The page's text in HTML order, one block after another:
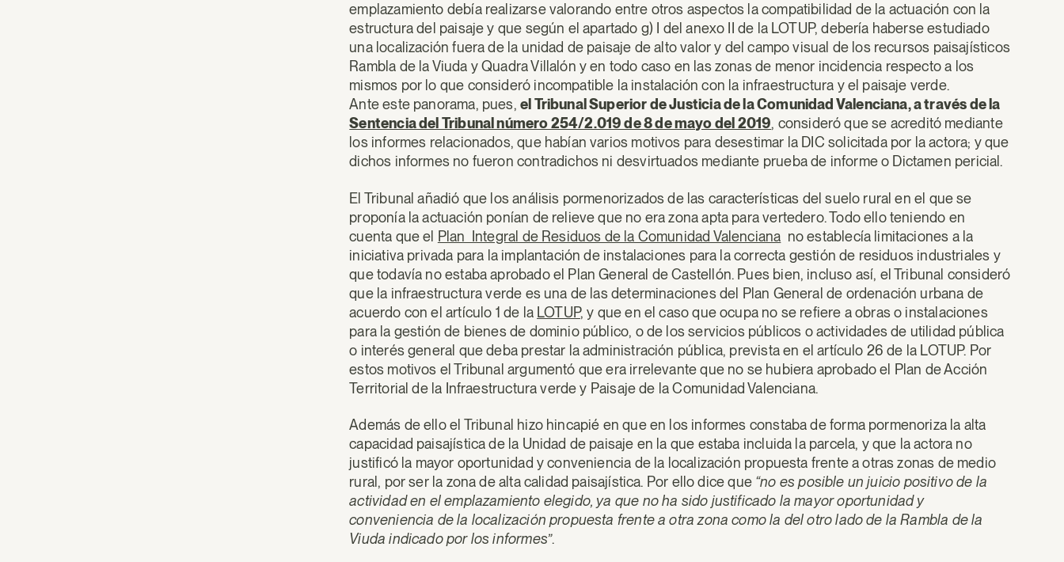
emplazamiento debía realizarse valorando entre otros aspectos la compatibilidad de la actuación con la
estructura del paisaje y que según el apartado g) I del anexo II de la LOTUP, debería haberse estudiado
una localización fuera de la unidad de paisaje de alto valor y del campo visual de los recursos paisajísticos
Rambla de la Viuda y Quadra Villalón y en todo caso en las zonas de menor incidencia respecto a los
mismos por lo que consideró incompatible la instalación con la infraestructura y el paisaje verde.
Ante este panorama, pues, el Tribunal Superior de Justicia de la Comunidad Valenciana, a través de la
Sentencia del Tribunal número 254/2.019 de 8 de mayo del 2019, consideró que se acreditó mediante
los informes relacionados, que habían varios motivos para desestimar la DIC solicitada por la actora; y que
dichos informes no fueron contradichos ni desvirtuados mediante prueba de informe o Dictamen pericial.
El Tribunal añadió que los análisis pormenorizados de las características del suelo rural en el que se
proponía la actuación ponían de relieve que no era zona apta para vertedero. Todo ello teniendo en
cuenta que el Plan Integral de Residuos de la Comunidad Valenciana no establecía limitaciones a la
iniciativa privada para la implantación de instalaciones para la correcta gestión de residuos industriales y
que todavía no estaba aprobado el Plan General de Castellón. Pues bien, incluso así, el Tribunal consideró
que la infraestructura verde es una de las determinaciones del Plan General de ordenación urbana de
acuerdo con el artículo 1 de la LOTUP, y que en el caso que ocupa no se refiere a obras o instalaciones
para la gestión de bienes de dominio público, o de los servicios públicos o actividades de utilidad pública
o interés general que deba prestar la administración pública, prevista en el artículo 26 de la LOTUP. Por
estos motivos el Tribunal argumentó que era irrelevante que no se hubiera aprobado el Plan de Acción
Territorial de la Infraestructura verde y Paisaje de la Comunidad Valenciana.
Además de ello el Tribunal hizo hincapié en que en los informes constaba de forma pormenoriza la alta
capacidad paisajística de la Unidad de paisaje en la que estaba incluida la parcela, y que la actora no
justificó la mayor oportunidad y conveniencia de la localización propuesta frente a otras zonas de medio
rural, por ser la zona de alta calidad paisajística. Por ello dice que “no es posible un juicio positivo de la
actividad en el emplazamiento elegido, ya que no ha sido justificado la mayor oportunidad y
conveniencia de la localización propuesta frente a otra zona como la del otro lado de la Rambla de la
Viuda indicado por los informes”.